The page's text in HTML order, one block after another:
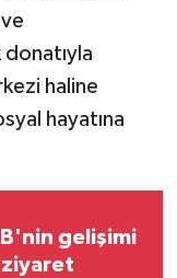
haline
hayatına
gelişimi